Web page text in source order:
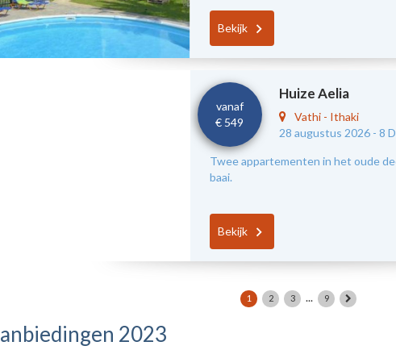
Bekijk
vanaf
€ 549
Huize Aelia
Vathi - Ithaki
28 augustus 2026 -8
Twee appartementen in het oude
baai.
Bekijk
1 2 3 ... 9
2023